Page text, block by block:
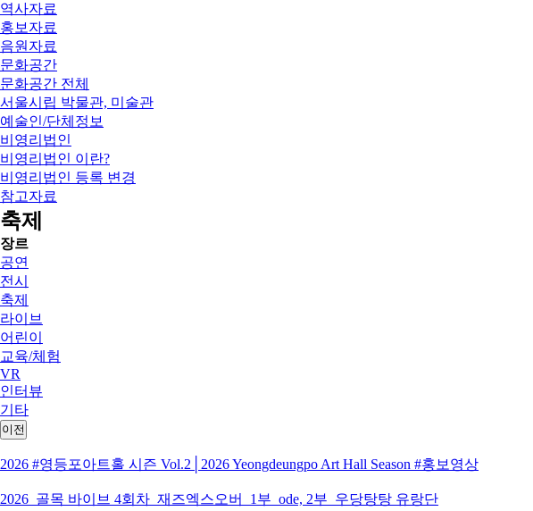
역사자료
홍보자료
음원자료
문화공간
문화공간 전체
서울시립 박물관, 미술관
예술인/단체정보
비영리법인
비영리법인 이란?
비영리법인 등록 변경
참고자료
축제
장르
공연
전시
축제
라이브
어린이
교육/체험
VR
인터뷰
기타
이전
2026 #영등포아트홀 시즌 Vol.2│2026 Yeongdeungpo Art Hall Season #홍보영상
2026_골목 바이브 4회차_재즈엑스오버_1부_ode, 2부_우당탕탕 유랑단